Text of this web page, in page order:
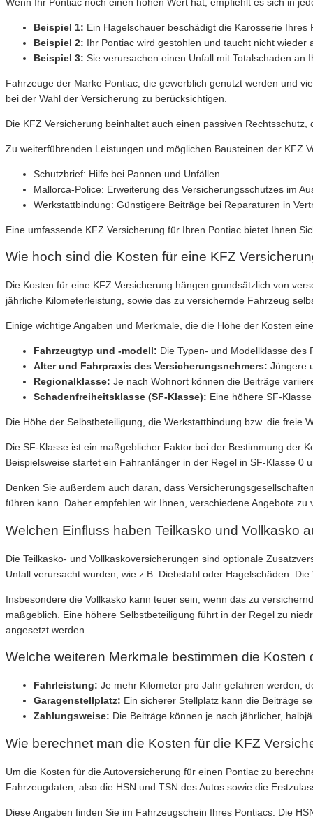
Beispiel 1: Ein Hagelschauer beschädigt die Karosserie Ihres
Beispiel 2: Ihr Pontiac wird gestohlen und taucht nicht wieder
Beispiel 3: Sie verursachen einen Unfall mit Totalschaden an
Fahrzeuge der Marke Pontiac, die gewerblich genutzt werden und
bei der Wahl der Versicherung zu berücksichtigen.
Die KFZ Versicherung beinhaltet auch einen passiven
Zu weiterführenden Leistungen und möglichen Bausteinen der KFZ
Schutzbrief: Hilfe bei Pannen und Unfällen.
Mallorca-Police: Erweiterung des Versicherungsschutzes im
Werkstattbindung: Günstigere Beiträge bei Reparaturen in
Eine umfassende KFZ Versicherung für Ihren Pontiac bietet Ihnen
Wie hoch sind die Kosten für eine KFZ
Die Kosten für eine KFZ Versicherung hängen grundsätzlich von
jährliche Kilometerleistung, sowie das zu versichernde Fahrzeug
Einige wichtige Angaben und Merkmale, die die Höhe der Kosten
Fahrzeugtyp und -modell: Die Typen- und Modellklasse des
Alter und Fahrpraxis des Versicherungsnehmers: Jüngere
Regionalklasse: Je nach Wohnort können die Beiträge
Schadenfreiheitsklasse (SF-Klasse): Eine höhere SF-
Die Höhe der Selbstbeteiligung, die Werkstattbindung bzw. die freie
Die SF-Klasse ist ein maßgeblicher Faktor bei der Bestimmung der
Beispielsweise startet ein Fahranfänger in der Regel in SF-Klasse 0
Denken Sie außerdem auch daran, dass
führen kann. Daher empfehlen wir Ihnen, verschiedene Angebote zu
Welchen Einfluss haben Teilkasko und Vollkasko
Die Teilkasko- und Vollkaskoversicherungen sind optionale
Unfall verursacht wurden, wie z.B. Diebstahl oder Hagelschäden.
Insbesondere die Vollkasko kann teuer sein, wenn das zu
maßgeblich. Eine höhere Selbstbeteiligung führt in der Regel zu
angesetzt werden.
Welche weiteren Merkmale bestimmen die
Fahrleistung: Je mehr Kilometer pro Jahr gefahren werden,
Garagenstellplatz: Ein sicherer Stellplatz kann die Beiträge
Zahlungsweise: Die Beiträge können je nach jährlicher,
Wie berechnet man die Kosten für die KFZ
Um die Kosten für die Autoversicherung für einen Pontiac zu
Fahrzeugdaten, also die HSN und TSN des Autos sowie die
Diese Angaben finden Sie im Fahrzeugschein Ihres Pontiacs. Die